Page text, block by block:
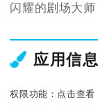
闪耀的剧场大师
应用信息
权限功能： 点击查看